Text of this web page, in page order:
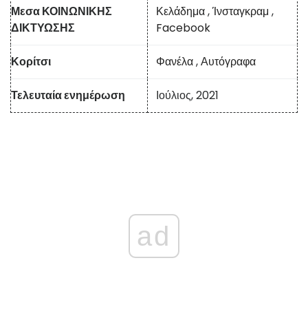
Μεσα ΚΟΙΝΩΝΙΚΗΣ
ΔΙΚΤΥΩΣΗΣ
Κελάδημα,Ίνσταγκραμ ,
Facebook
Κορίτσι Φανέλα,Αυτόγραφα
Τελευταία ενημέρωση Ιούλιος, 2021
ad